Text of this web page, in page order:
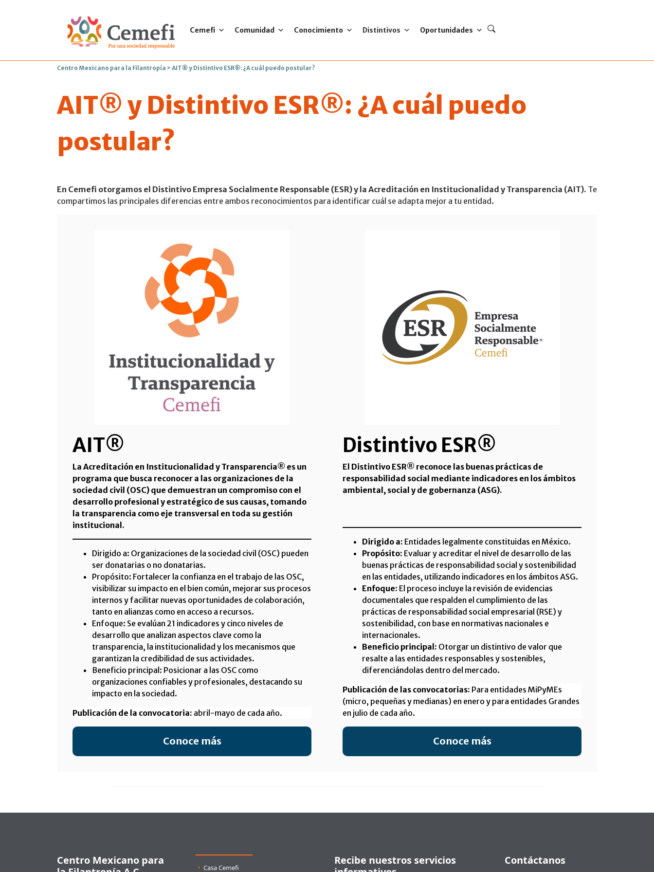
Cemefi Comunidad Conocimiento Distintivos Oportunidades
Centro Mexicano para la Filantropía > AIT® y Distintivo ESR®: ¿A cuál puedo postular?
AIT® y Distintivo ESR®: ¿A cuál puedo
postular?
En Cemefi otorgamos el Distintivo Empresa Socialmente Responsable (ESR) y la Acreditación en Institucionalidad y Transparencia (AIT). Te
compartimos las principales diferencias entre ambos reconocimientos para identificar cuál se adapta mejor a tu entidad.
AIT®
La Acreditación en Institucionalidad y Transparencia® es un
programa que busca reconocer a las organizaciones de la
sociedad civil (OSC) que demuestran un compromiso con el
desarrollo profesional y estratégico de sus causas, tomando
la transparencia como eje transversal en toda su gestión
institucional.
Dirigido a: Organizaciones de la sociedad civil (OSC) pueden
ser donatarias o no donatarias.
Propósito: Fortalecer la confianza en el trabajo de las OSC,
visibilizar su impacto en el bien común, mejorar sus procesos
internos y facilitar nuevas oportunidades de colaboración,
tanto en alianzas como en acceso a recursos.
Enfoque: Se evalúan 21 indicadores y cinco niveles de
desarrollo que analizan aspectos clave como la
transparencia, la institucionalidad y los mecanismos que
garantizan la credibilidad de sus actividades.
Beneficio principal: Posicionar a las OSC como
organizaciones confiables y profesionales, destacando su
impacto en la sociedad.
Publicación de la convocatoria: abril-mayo de cada año.
Conoce más
Distintivo ESR®
El Distintivo ESR® reconoce las buenas prácticas de
responsabilidad social mediante indicadores en los ámbitos
ambiental, social y de gobernanza (ASG).
Dirigido a: Entidades legalmente constituidas en México.
Propósito: Evaluar y acreditar el nivel de desarrollo de las
buenas prácticas de responsabilidad social y sostenibilidad
en las entidades, utilizando indicadores en los ámbitos ASG.
Enfoque: El proceso incluye la revisión de evidencias
documentales que respalden el cumplimiento de las
prácticas de responsabilidad social empresarial (RSE) y
sostenibilidad, con base en normativas nacionales e
internacionales.
Beneficio principal: Otorgar un distintivo de valor que
resalte a las entidades responsables y sostenibles,
diferenciándolas dentro del mercado.
Publicación de las convocatorias: Para entidades MiPyMEs
(micro, pequeñas y medianas) en enero y para entidades Grandes
en julio de cada año.
Conoce más
Centro Mexicano para
Enlaces rápidos
Casa Cemefi
Recibe nuestros servicios
Contáctanos